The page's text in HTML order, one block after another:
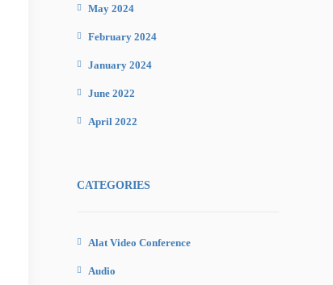
May 2024
February 2024
January 2024
June 2022
April 2022
CATEGORIES
Alat Video Conference
Audio